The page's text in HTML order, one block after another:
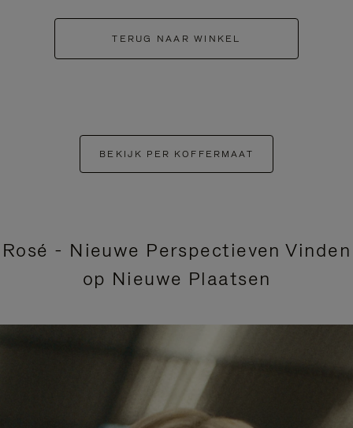
TERUG NAAR WINKEL
BEKIJK PER KOFFERMAAT
Rosé - Nieuwe Perspectieven Vinden
op Nieuwe Plaatsen